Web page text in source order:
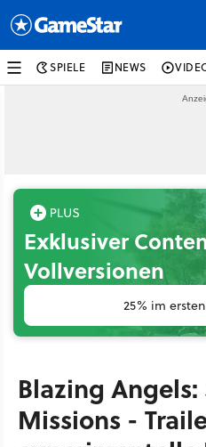
SPIELE NEWS
Exklusiver
Vollversionen
25% im
Blazing Angels:
Missions -